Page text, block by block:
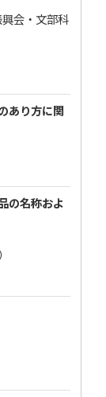
会・文部科
あり方に関
の名称およ